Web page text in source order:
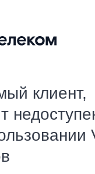
клиент,